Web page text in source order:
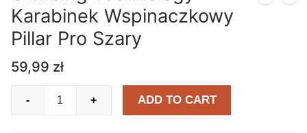
Karabinek Wspinaczkowy
Pillar Pro Szary
59,99 zł
- + ADD TO CART